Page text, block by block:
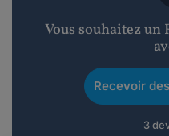
Vous souhaitez un
Recevoir
3